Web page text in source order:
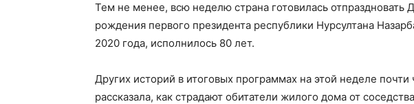
Тем не менее, всю неделю страна готовилась
рождения первого президента республики Нурсултана
2020 года, исполнилось 80 лет.
Других историй в итоговых программах на этой неделе почти
рассказала, как страдают обитатели жилого дома от